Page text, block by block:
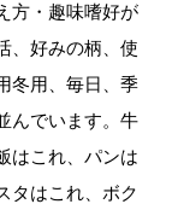
方・趣味嗜好が
、好みの柄、使
冬用、毎日、季
んでいます。牛
はこれ、パンは
タはこれ、ボク